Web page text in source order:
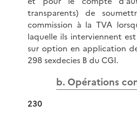
transparents) de
commission à la TVA
laquelle ils interviennent
sur option en application
298 sexdecies B du CGI.
b. Opérations
230